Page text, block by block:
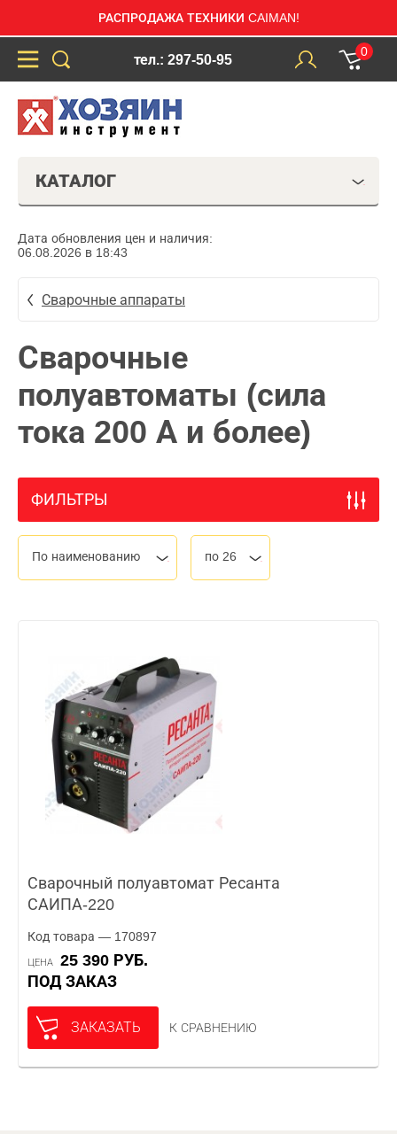
РАСПРОДАЖА ТЕХНИКИ CAIMAN!
тел.: 297-50-95
0
КАТАЛОГ
Дата обновления цен и наличия:
06.08.2026 в 18:43
Сварочные аппараты
Сварочные
полуавтоматы (сила
тока 200 А и более)
ФИЛЬТРЫ
По наименованию по 26
Сварочный полуавтомат Ресанта
САИПА-220
Код товара — 170897
ЦЕНА
25 390 РУБ.
ПОД ЗАКАЗ
ЗАКАЗАТЬ К СРАВНЕНИЮ